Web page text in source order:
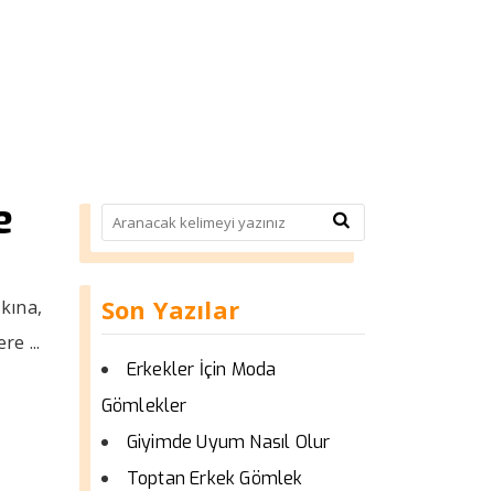
...
Son Yazılar
Erkekler İçin Moda
Gömlekler
Giyimde Uyum Nasıl Olur
Toptan Erkek Gömlek